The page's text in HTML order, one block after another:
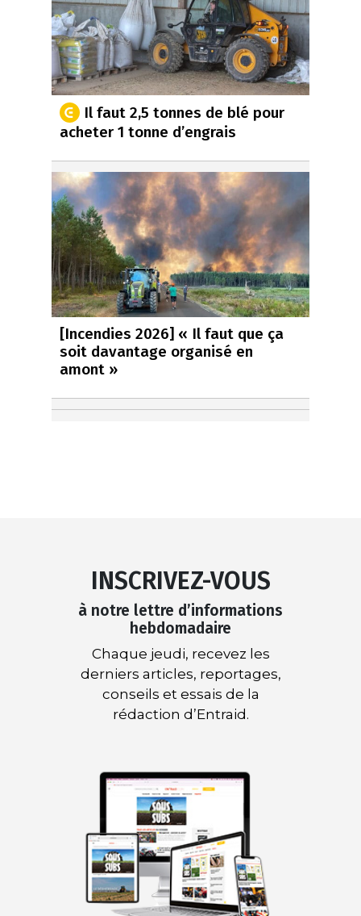
Il faut 2,5 tonnes de blé pour
acheter 1 tonne d’engrais
[Incendies 2026] « Il faut que ça
soit davantage organisé en
amont »
INSCRIVEZ-VOUS
à notre lettre d’informations
hebdomadaire
Chaque jeudi, recevez les
derniers articles, reportages,
conseils et essais de la
rédaction d’Entraid.